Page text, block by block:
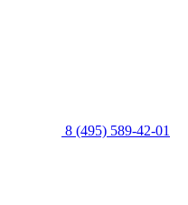
8 (495) 589-42-01